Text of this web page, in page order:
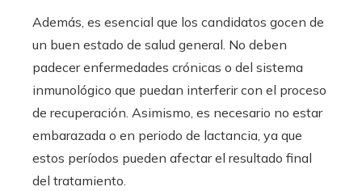
Además, es esencial que los candidatos gocen de
un buen estado de salud general. No deben
padecer enfermedades crónicas o del sistema
inmunológico que puedan interferir con el proceso
de recuperación. Asimismo, es necesario no estar
embarazada o en periodo de lactancia, ya que
estos períodos pueden afectar el resultado final
del tratamiento.